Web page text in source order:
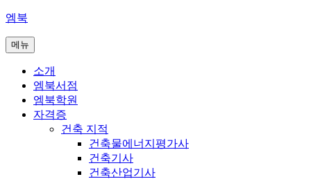
콘
츠
엠북
메뉴
소개
엠북서점
엠북학원
자격증
건축 지적
건축물에너지평가사
건축기사
건축산업기사